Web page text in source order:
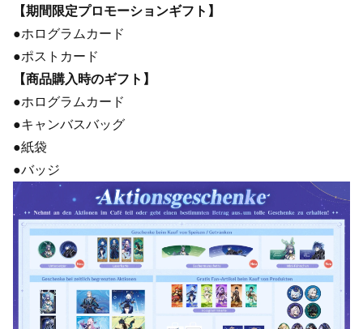
【期間限定プロモーションギフト】
●ホログラムカード
●ポストカード
【商品購入時のギフト】
●ホログラムカード
●キャンバスバッグ
●紙袋
●バッジ